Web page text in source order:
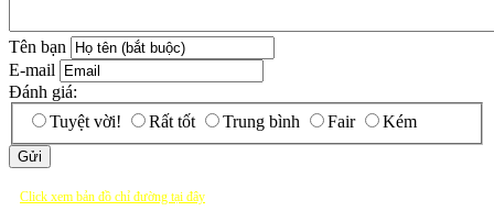
Tên bạn
E-mail
Đánh giá:
Tuyệt vời!
Rất tốt Trung bình Fair Kém
Click xem bản đồ chỉ đường tại đây